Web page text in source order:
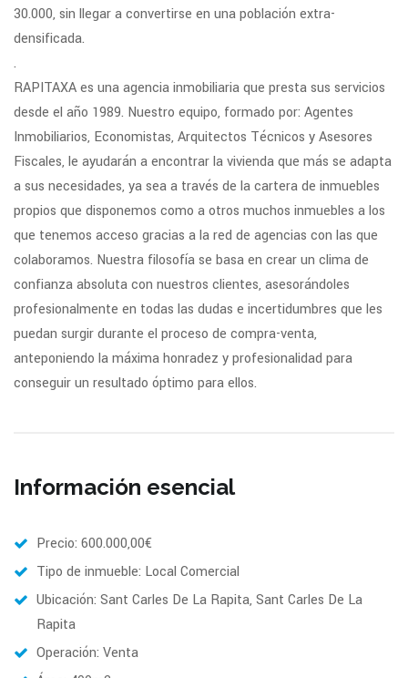
30.000, sin llegar a convertirse en una población extra-
densificada.
.
RAPITAXA es una agencia inmobiliaria que presta sus servicios
desde el año 1989. Nuestro equipo, formado por: Agentes
Inmobiliarios, Economistas, Arquitectos Técnicos y Asesores
Fiscales, le ayudarán a encontrar la vivienda que más se adapta
a sus necesidades, ya sea a través de la cartera de inmuebles
propios que disponemos como a otros muchos inmuebles a los
que tenemos acceso gracias a la red de agencias con las que
colaboramos. Nuestra filosofía se basa en crear un clima de
confianza absoluta con nuestros clientes, asesorándoles
profesionalmente en todas las dudas e incertidumbres que les
puedan surgir durante el proceso de compra-venta,
anteponiendo la máxima honradez y profesionalidad para
conseguir un resultado óptimo para ellos.
Información esencial
Precio: 600.000,00€
Tipo de inmueble: Local Comercial
Ubicación: Sant Carles De La Rapita, Sant Carles De La
Rapita
Operación: Venta